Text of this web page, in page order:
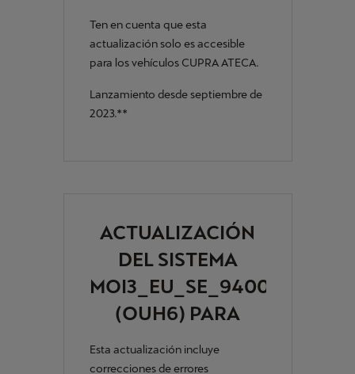
Ten en cuenta que esta
actualización solo es accesible
para los vehículos CUPRA ATECA.
Lanzamiento desde septiembre de
2023.**
ACTUALIZACIÓN
DEL SISTEMA
MOI3_EU_SE_9400L
(OUH6) PARA
CUPRA LEÓN Y
FORMENTOR
Esta actualización incluye
correcciones de errores